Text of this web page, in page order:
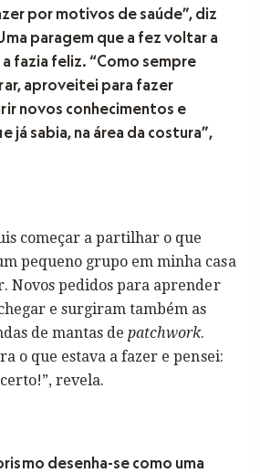
por motivos de saúde”, diz
paragem que a fez voltar a
fazia feliz. “Como sempre
aproveitei para fazer
novos conhecimentos e
já sabia, na área da costura”,
começar a partilhar o que
pequeno grupo em minha casa
Novos pedidos para aprender
e surgiram também as
de mantas depatchwork.
o que estava a fazer e pensei:
revela.
desenha-se como uma